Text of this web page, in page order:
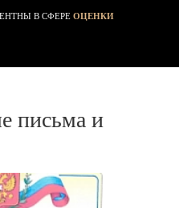
В СФЕРЕ ОЦЕНКИ
письма и